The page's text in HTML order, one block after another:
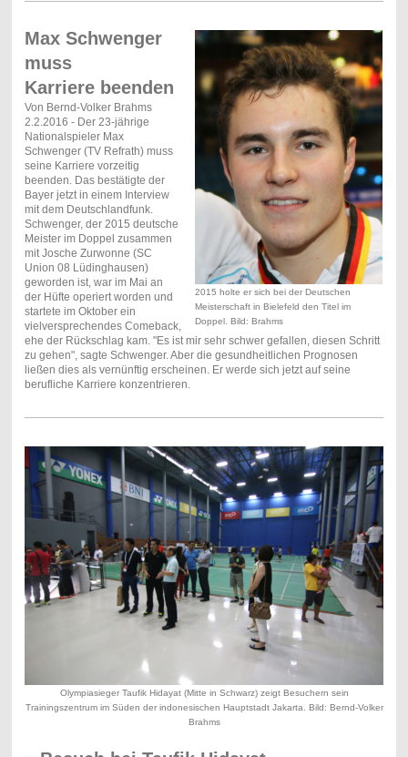
2015 holte er sich bei der Deutschen
Meisterschaft in Bielefeld den Titel im
Doppel. Bild: Brahms
Max Schwenger
muss
Karriere beenden
Von Bernd-Volker Brahms
2.2.2016 - Der 23-jährige
Nationalspieler Max
Schwenger (TV Refrath) muss
seine Karriere vorzeitig
beenden. Das bestätigte der
Bayer jetzt in einem Interview
mit dem Deutschlandfunk.
Schwenger, der 2015 deutsche
Meister im Doppel zusammen
mit Josche Zurwonne (SC
Union 08 Lüdinghausen)
geworden ist, war im Mai an
der Hüfte operiert worden und
startete im Oktober ein
vielversprechendes Comeback,
ehe der Rückschlag kam. "Es ist mir sehr schwer gefallen, diesen Schritt
zu gehen", sagte Schwenger. Aber die gesundheitlichen Prognosen
ließen dies als vernünftig erscheinen. Er werde sich jetzt auf seine
berufliche Karriere konzentrieren.
Olympiasieger Taufik Hidayat (Mitte in Schwarz) zeigt Besuchern sein
Trainingszentrum im Süden der indonesischen Hauptstadt Jakarta. Bild: Bernd-Volker
Brahms